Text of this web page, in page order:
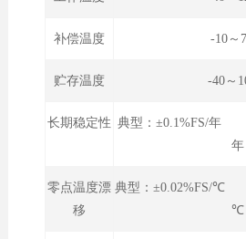
补偿温度 -10～
贮存温度 -40～
长期稳定性 典型：±0.1%FS/年
年
零点温度漂
移
典型：±0.02%FS/℃
℃